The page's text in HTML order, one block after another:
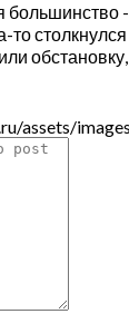
большинство
то